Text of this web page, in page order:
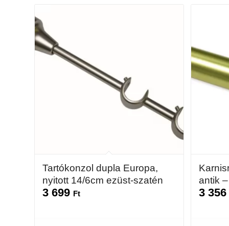
Tartókonzol dupla Europa,
nyitott 14/6cm ezüst-szatén
3 699 Ft
antik
3 356